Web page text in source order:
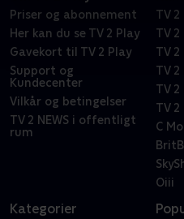
Priser og abonnement
Her kan du se TV 2 Play
Gavekort til TV 2 Play
Support og
Kundecenter
Vilkår og betingelser
TV 2 NEWS i offentligt
rum
TV 2
TV
TV 2
TV 2
TV 2
TV
C
Oiii
Kategorier